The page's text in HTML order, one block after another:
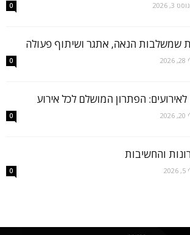
3, 2026
0
שמשלבות הנאה, אתגר ושיתוף פעולה
0
הפתרון המושלם לכל אירוע
0
והחשיבות
0